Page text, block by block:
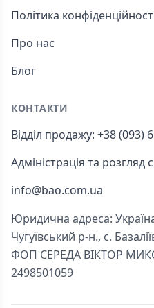
Політика
Про нас
Блог
КОНТАКТИ
Відділ продажу: +38 (093)
Адміністрація та розгляд
info@bao.com.ua
Юридична адреса:
Чугуївський р-н., с.
ФОП СЕРЕДА ВІКТОР
2498501059